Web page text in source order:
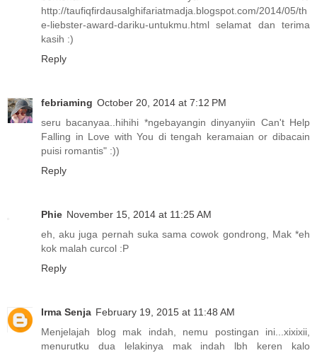
http://taufiqfirdausalghifariatmadja.blogspot.com/2014/05/th
e-liebster-award-dariku-untukmu.html selamat dan terima
kasih :)
Reply
febriaming October 20, 2014 at 7:12 PM
seru bacanyaa..hihihi *ngebayangin dinyanyiin Can't Help
Falling in Love with You di tengah keramaian or dibacain
puisi romantis" :))
Reply
Phie November 15, 2014 at 11:25 AM
eh, aku juga pernah suka sama cowok gondrong, Mak *eh
kok malah curcol :P
Reply
Irma Senja February 19, 2015 at 11:48 AM
Menjelajah blog mak indah, nemu postingan ini...xixixii,
menurutku dua lelakinya mak indah lbh keren kalo